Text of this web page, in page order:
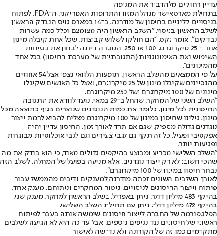
עדיין רחוקים מלהדביר את המגיפה
בתחילת מארס
אישר מִנהל המזון והתרופות האמריקני, ה־FDA, לפתוח
בניסויים קליניים בחיסון של מודרנה. ב־14 במארס גויס הנבדק הראשון
לשלב הראשון בניסוי. "השלב הראשון היה מצומצם וכלל כמה עשרות
נבדקים", אומר זקס. "הם חולקו לשלוש קבוצות, שכל אחת קיבלה מינון
אחר - 25 מיקרוגרם, 100 או 250. המטרה היתה לבחון את בטיחות
השימוש ואת האימונוגניות (התגובתיות של מערכת החיסון) בכל אחד
מהמינונים".
על פי הממצאים מהשלב הראשון, תופעות הלוואי נצפו אצל 54 אחוזים
מהנסיינים שקיבלו מינון של 25 מיקרוגרם, ואצל כל האנשים שקיבלו
מינונים של 100 מיקרוגרם ושל 250 מיקרוגרם.
"השלב השני של המחקר, שהחל ב־29 במאי, נועד לוודא את התגובה
החיסונית לכל מינון. כלומר, את כמות הנוגדנים שנוצרים בגוף כתוצאה מכל
מינון. גילינו שחיסון במינון של 100 מיקרוגרם מצליח להביא לרמת ייצור
נוגדנים גדולה מספיק, שגם אם תרד לאורך זמן, החיסון עדיין יהיה
אפקטיבי ופעיל. כל זה תקף גם לגבי צעירים וגם לגבי אוכלוסיות מבוגרות
ופגיעות יותר.
"השלב השלישי מכריע ומבוצע בהיקפים גדולים מאוד, כי הוא בודק את מה
שהכי חשוב: לא רק ייצור נוגדנים, אלא מניעה בפועל של המחלה. לשלב הזה
נבחר חיסון במינון של 100 מיקרוגרם".
לאורך השלבים השונים זכתה מודרנה למענקים נדיבים מהממשל עבור
פיתוח וייצור החיסונים לניסויים, ניטור המחקרים וניתוחם. מענק אחד,
בהיקף 483 מיליון דולר, ניתן באפריל, בשלב הראשון למחקר. מענק שני,
בהיקף 472 מיליון דולר, ניתן עם תחילת השלב השלישי.
הפלטפורמה של החברה לייצור חיסונים שימשה אותה בעבר לפיתוח
ראשוני של חיסונים נגד נגיפים נוספים, אבל עד כה היא לא הגיעה לשלבים
מתקדמים כמו זה של הקורונה ולא נדרשה לאישור